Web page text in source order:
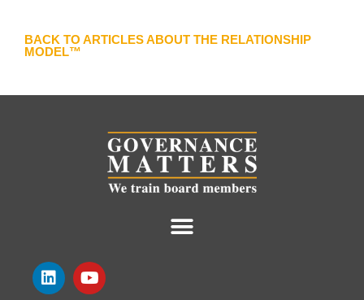
BACK TO ARTICLES ABOUT THE RELATIONSHIP
MODEL™